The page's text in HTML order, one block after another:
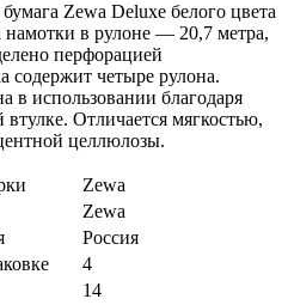
Zewa Deluxe белого цвета
в рулоне — 20,7 метра,
перфорацией
содержит четыре рулона.
в использовании благодаря
Отличается мягкостью,
целлюлозы.
Zewa
Zewa
Россия
4
14